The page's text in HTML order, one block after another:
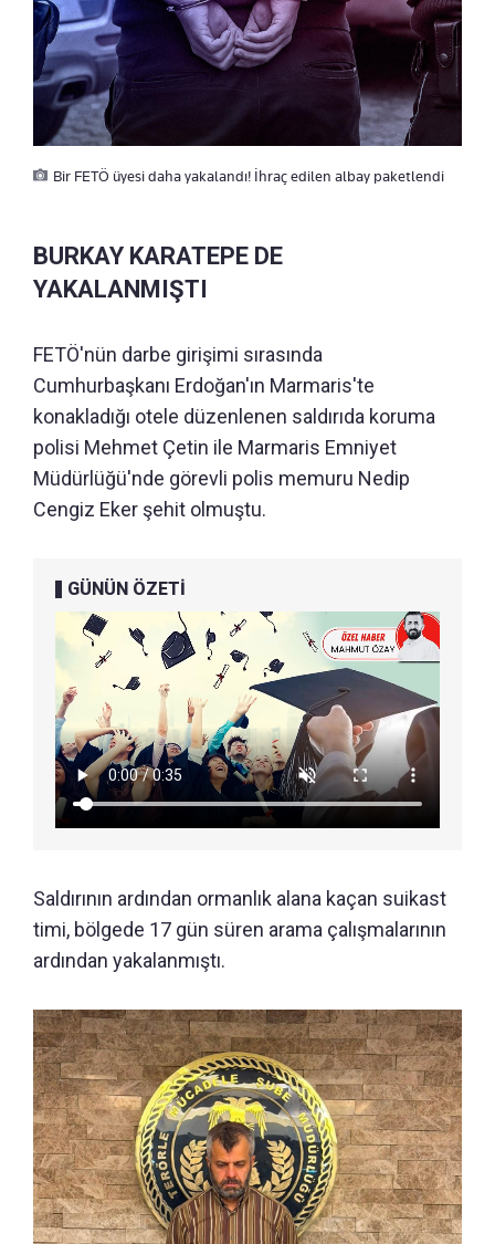
Bir FETÖ üyesi daha yakalandı! İhraç edilen albay paketlendi
BURKAY KARATEPE DE
YAKALANMIŞTI
FETÖ'nün darbe girişimi sırasında
Cumhurbaşkanı Erdoğan'ın Marmaris'te
konakladığı otele düzenlenen saldırıda koruma
polisi Mehmet Çetin ile Marmaris Emniyet
Müdürlüğü'nde görevli polis memuru Nedip
Cengiz Eker şehit olmuştu.
GÜNÜN ÖZETİ
Saldırının ardından ormanlık alana kaçan suikast
timi, bölgede 17 gün süren arama çalışmalarının
ardından yakalanmıştı.